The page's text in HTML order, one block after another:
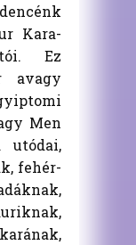
Kara-
Ez
avagy
Men
utódai,
fehér-